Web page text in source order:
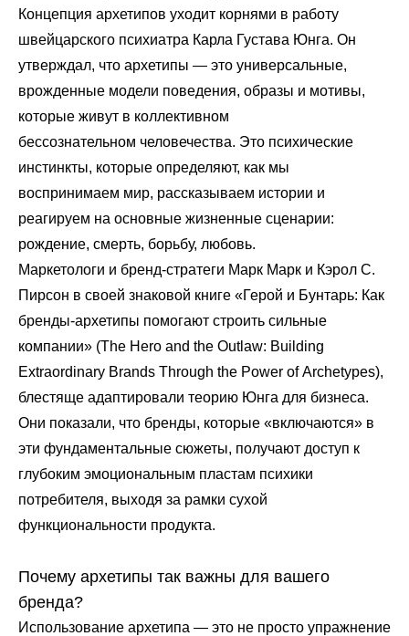
Концепция архетипов уходит корнями в работу
швейцарского психиатра Карла Густава Юнга. Он
утверждал, что архетипы — это универсальные,
врожденные модели поведения, образы и мотивы,
которые живут в коллективном
бессознательном человечества. Это психические
инстинкты, которые определяют, как мы
воспринимаем мир, рассказываем истории и
реагируем на основные жизненные сценарии:
рождение, смерть, борьбу, любовь.
Маркетологи и бренд-стратеги Марк Марк и Кэрол С.
Пирсон в своей знаковой книге «Герой и Бунтарь: Как
бренды-архетипы помогают строить сильные
компании» (The Hero and the Outlaw: Building
Extraordinary Brands Through the Power of Archetypes),
блестяще адаптировали теорию Юнга для бизнеса.
Они показали, что бренды, которые «включаются» в
эти фундаментальные сюжеты, получают доступ к
глубоким эмоциональным пластам психики
потребителя, выходя за рамки сухой
функциональности продукта.
Почему архетипы так важны для вашего
бренда?
Использование архетипа — это не просто упражнение